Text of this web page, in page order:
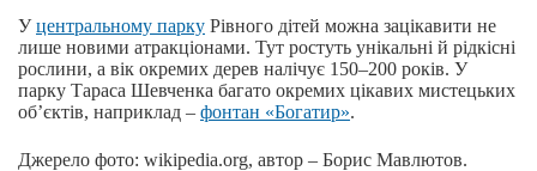
Уцентральному парку Рівного дітей можна зацікавити не
лише новими атракціонами. Тут ростуть унікальні й рідкісні
рослини, а вік окремих дерев налічує 150–200 років. У
парку Тараса Шевченка багато окремих цікавих мистецьких
об’єктів, наприклад – фонтан «Богатир».
Джерело фото: wikipedia.org, автор – Борис Мавлютов.